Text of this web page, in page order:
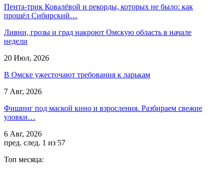
Пента-трик Ковалёвой и рекорды, которых не было: как
прошёл Сибирский…
Ливни, грозы и град накроют Омскую область в начале
недели
20 Июл, 2026
В Омске ужесточают требования к ларькам
7 Авг, 2026
Фишинг под маской кино и взросления. Разбираем свежие
уловки…
6 Авг, 2026
пред. след. 1 из 57
Топ месяца: